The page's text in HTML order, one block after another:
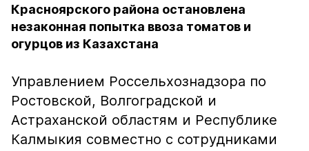
Красноярского района остановлена
незаконная попытка ввоза томатов и
огурцов из Казахстана
Управлением Россельхознадзора по
Ростовской, Волгоградской и
Астраханской областям и Республике
Калмыкия совместно с сотрудниками